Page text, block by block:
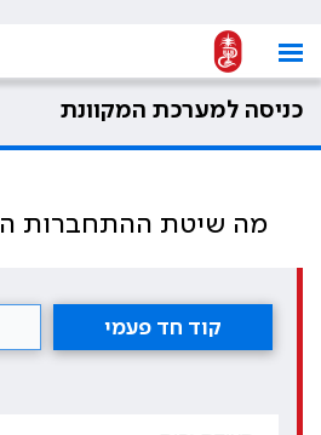
כניסה למערכת המקוונת
מה שיטת ההתחברות
קוד חד פעמי